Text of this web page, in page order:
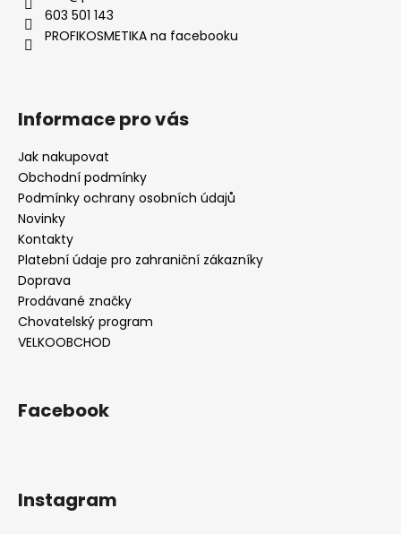
603 501 143
PROFIKOSMETIKA na facebooku
Informace pro vás
Jak nakupovat
Obchodní podmínky
Podmínky ochrany osobních údajů
Novinky
Kontakty
Platební údaje pro zahraniční zákazníky
Doprava
Prodávané značky
Chovatelský program
VELKOOBCHOD
Facebook
Instagram